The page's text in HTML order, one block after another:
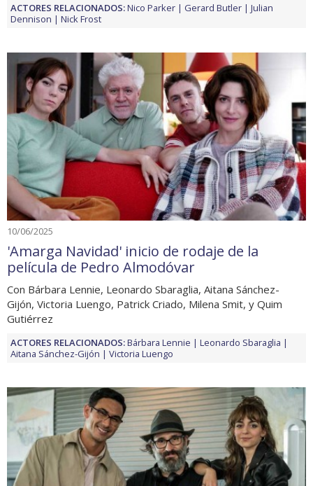
ACTORES RELACIONADOS:Nico Parker Gerard Butler
Julian
Dennison
Nick Frost
10/06/2025
'Amarga Navidad' inicio de rodaje de la
película de Pedro Almodóvar
Con Bárbara Lennie, Leonardo Sbaraglia, Aitana Sánchez-
Gijón, Victoria Luengo, Patrick Criado, Milena Smit, y Quim
Gutiérrez
ACTORES RELACIONADOS:Bárbara Lennie
Leonardo Sbaraglia
Aitana Sánchez-Gijón
Victoria Luengo